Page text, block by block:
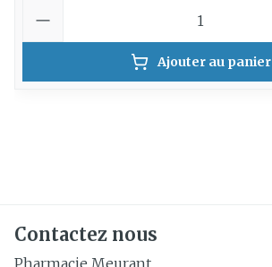
Ajouter au panier
Contactez nous
Pharmacie Meurant